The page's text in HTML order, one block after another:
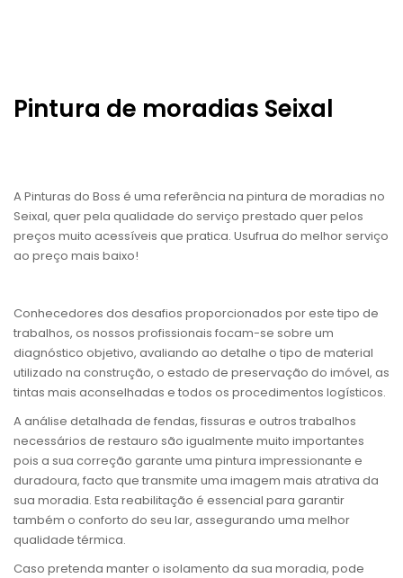
Pintura de moradias Seixal
A Pinturas do Boss é uma referência na pintura de moradias no
Seixal, quer pela qualidade do serviço prestado quer pelos
preços muito acessíveis que pratica. Usufrua do melhor serviço
ao preço mais baixo!
Conhecedores dos desafios proporcionados por este tipo de
trabalhos, os nossos profissionais focam-se sobre um
diagnóstico objetivo, avaliando ao detalhe o tipo de material
utilizado na construção, o estado de preservação do imóvel, as
tintas mais aconselhadas e todos os procedimentos logísticos.
A análise detalhada de fendas, fissuras e outros trabalhos
necessários de restauro são igualmente muito importantes
pois a sua correção garante uma pintura impressionante e
duradoura, facto que transmite uma imagem mais atrativa da
sua moradia. Esta reabilitação é essencial para garantir
também o conforto do seu lar, assegurando uma melhor
qualidade térmica.
Caso pretenda manter o isolamento da sua moradia, pode